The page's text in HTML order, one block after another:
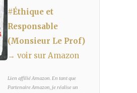
#Éthique et
Responsable
(Monsieur Le Prof)
→ voir sur Amazon
Lien affilié Amazon. En tant que
Partenaire Amazon, je réalise un